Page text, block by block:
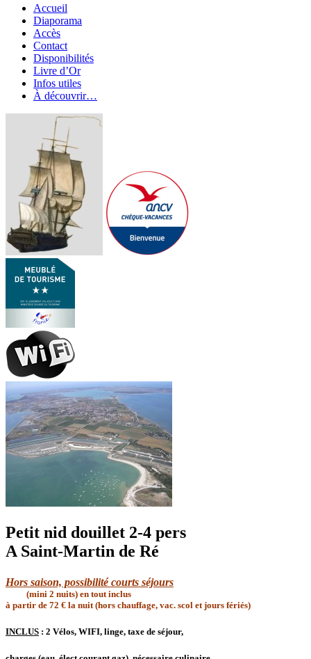
Accueil
Diaporama
Accès
Contact
Disponibilités
Livre d’Or
Infos utiles
À découvrir…
Petit nid douillet 2-4 pers
A Saint-Martin de Ré
Hors saison, possibilité courts séjours
(mini 2 nuits) en tout inclus
à partir de 72 € la nuit (hors chauffage, vac. scol et jours fériés)
INCLUS : 2 Vélos, WIFI, linge, taxe de séjour,